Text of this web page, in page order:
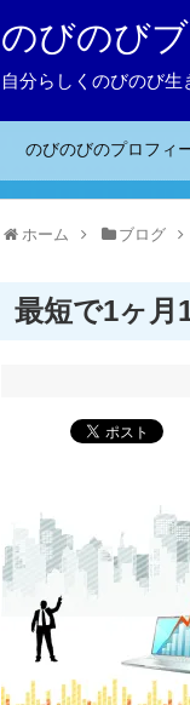
のびのび
自分らしくのびのび生
のびのびのプロフィ
ホーム ブログ
最短で1ヶ